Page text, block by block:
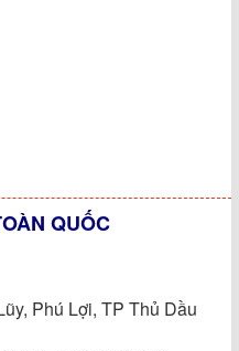
QUỐC
Phú Lợi, TP Thủ Dầu